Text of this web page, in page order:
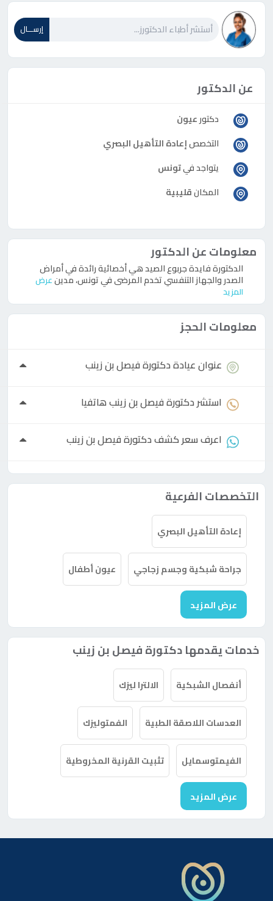
إرســـال
عن الدكتور
دكتورعيون
التخصصإعادة التأهيل البصري
يتواجد فيتونس
المكانقليبية
معلومات عن الدكتور
الدكتورة فايدة جربوع الصيد هي أخصائية رائدة في أمراض
الصدر والجهاز التنفسي تخدم المرضى في تونس، مدينعرض
المزيد
معلومات الحجز
عنوان عيادةدكتورةفيصل بن زينب
استشردكتورةفيصل بن زينب هاتفيا
اعرف سعر كشفدكتورةفيصل بن زينب
التخصصات الفرعية
إعادة التأهيل البصري
جراحة شبكية وجسم زجاجي عيون أطفال
عرض المزيد
خدمات يقدمها دكتورة فيصل بن زينب
أنفصال الشبكية الالترا ليزك
العدسات اللاصقة الطبية الفمتوليزك
الفيمتوسمايل تثبيت القرنية المخروطية
عرض المزيد